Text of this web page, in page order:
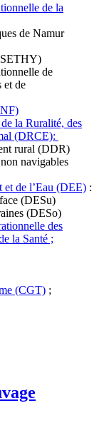
de la
de Namur
de
et de
la Ruralité, des
(DRCE):
rural (DDR)
navigables
et de l’Eau (DEE) :
(DESu)
(DESo)
des
la Santé ;
(CGT) ;